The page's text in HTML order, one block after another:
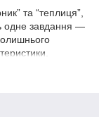
та “теплиця”,
одне завдання —
до 1,5 м),